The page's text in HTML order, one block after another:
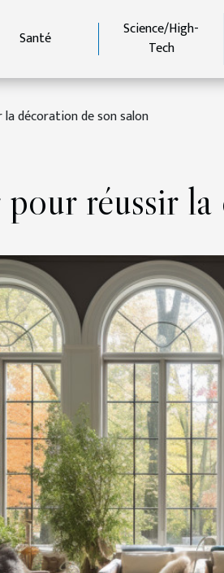
Santé
Science/High-
Tech
décoration de son salon
réussir